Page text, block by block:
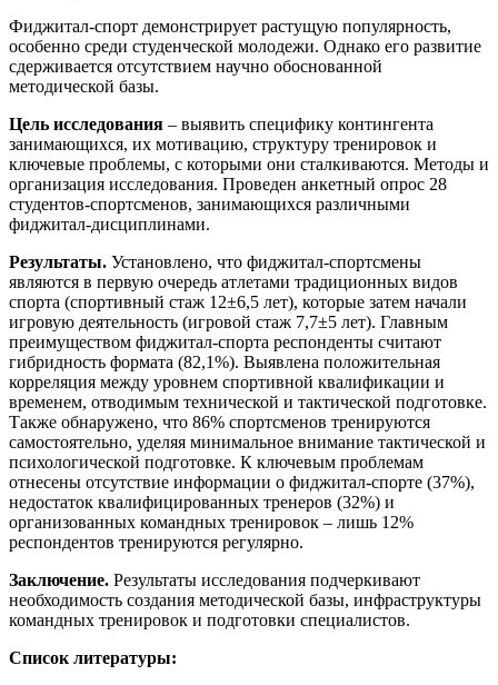
Фиджитал-спорт демонстрирует растущую популярность,
особенно среди студенческой молодежи. Однако его развитие
сдерживается отсутствием научно обоснованной
методической базы.
Цель исследования – выявить специфику контингента
занимающихся, их мотивацию, структуру тренировок и
ключевые проблемы, с которыми они сталкиваются. Методы и
организация исследования. Проведен анкетный опрос 28
студентов-спортсменов, занимающихся различными
фиджитал-дисциплинами.
Результаты. Установлено, что фиджитал-спортсмены
являются в первую очередь атлетами традиционных видов
спорта (спортивный стаж 12±6,5 лет), которые затем начали
игровую деятельность (игровой стаж 7,7±5 лет). Главным
преимуществом фиджитал-спорта респонденты считают
гибридность формата (82,1%). Выявлена положительная
корреляция между уровнем спортивной квалификации и
временем, отводимым технической и тактической подготовке.
Также обнаружено, что 86% спортсменов тренируются
самостоятельно, уделяя минимальное внимание тактической и
психологической подготовке. К ключевым проблемам
отнесены отсутствие информации о фиджитал-спорте (37%),
недостаток квалифицированных тренеров (32%) и
организованных командных тренировок – лишь 12%
респондентов тренируются регулярно.
Заключение. Результаты исследования подчеркивают
необходимость создания методической базы, инфраструктуры
командных тренировок и подготовки специалистов.
Список литературы: